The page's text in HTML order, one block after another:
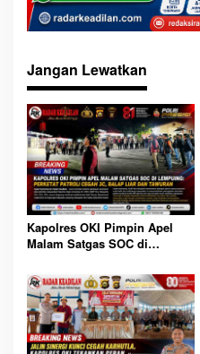
Jangan Lewatkan
Kapolres OKI Pimpin Apel
Malam Satgas SOC di
Cegah 3C, Balap Liar dan
Tawuran